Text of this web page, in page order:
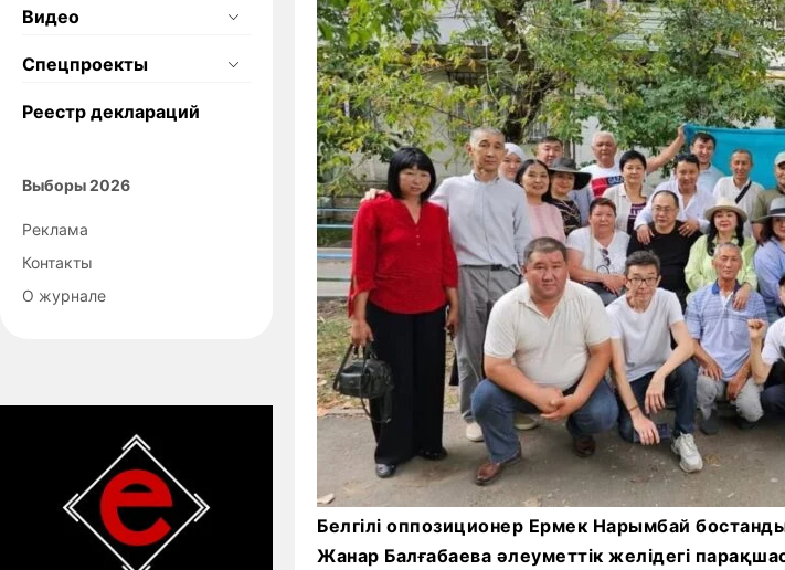
Видео
Спецпроекты
Реестр деклараций
Выборы 2026
Реклама
Контакты
О журнале
Белгілі оппозиционер Ермек Нарымбай
Жанар Балғабаева әлеуметтік желідегі